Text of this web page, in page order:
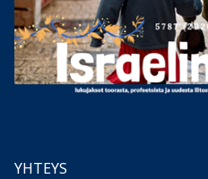
YHTEYS